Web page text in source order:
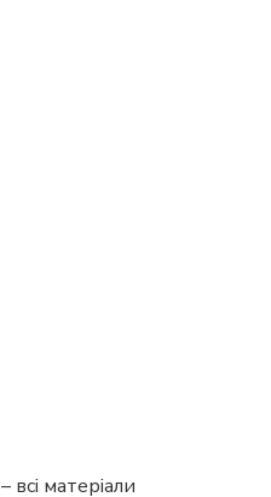
– всі матеріали